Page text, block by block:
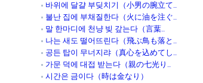
바위에 달걀 부딪치기（小男の腕立て..
불난 집에 부채질한다（火に油を注ぐ..
말 한마디에 천냥 빚 갚는다（言葉..
나는 새도 떨어뜨린다（飛ぶ鳥も落と..
공든 탑이 무너지랴（真心を込めてし..
가문 덕에 대접 받는다（親の七光り..
시간은 금이다（時は金なり）